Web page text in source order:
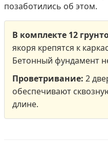
позаботились об этом.
В комплекте 12
якоря крепятся к
Бетонный фундамент
Проветривание: 2
обеспечивают
длине.